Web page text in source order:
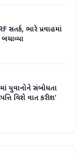
સતર્ક, ભારે પ્રવાહમાં
યુવાનોને સંબોધતા
વિશે વાત કરીશ'